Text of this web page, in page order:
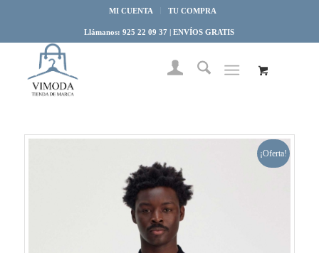
MI CUENTA TU COMPRA
Llámanos: 925 22 09 37 | ENVÍOS GRATIS
¡Oferta!